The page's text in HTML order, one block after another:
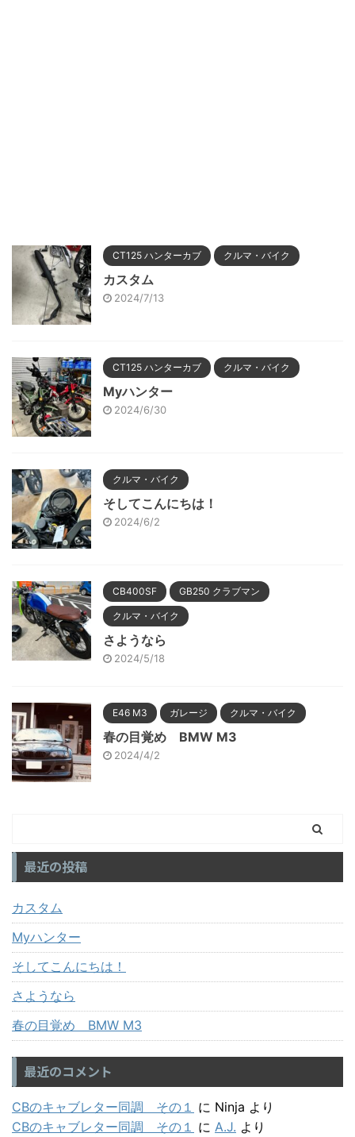
CT125 ハンターカブ クルマ・バイク
カスタム
2024/7/13
CT125 ハンターカブ クルマ・バイク
Myハンター
2024/6/30
クルマ・バイク
そしてこんにちは！
2024/6/2
CB400SF GB250 クラブマン
クルマ・バイク
さようなら
2024/5/18
E46 M3 ガレージ クルマ・バイク
春の目覚め BMW M3
2024/4/2
最近の投稿
カスタム
Myハンター
そしてこんにちは！
さようなら
春の目覚め BMW M3
最近のコメント
CBのキャブレター同調 その１ に Ninja より
CBのキャブレター同調 その１ に A.J. より